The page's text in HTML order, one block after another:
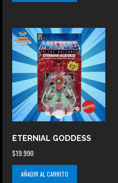
ETERNIAL GODDESS
$19.990
AÑADIR AL CARRITO